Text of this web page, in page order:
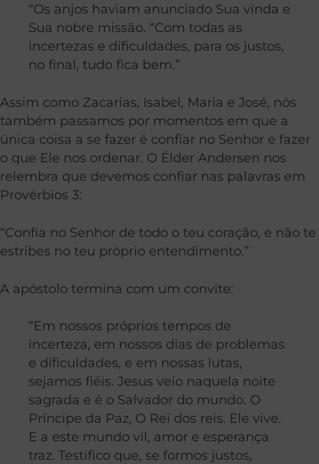
“Os anjos haviam anunciado Sua vinda e
Sua nobre missão. “Com todas as
incertezas e dificuldades, para os justos,
no final, tudo fica bem.”
Assim como Zacarias, Isabel, Maria e José, nós
também passamos por momentos em que a
única coisa a se fazer é confiar no Senhor e fazer
o que Ele nos ordenar. O Élder Andersen nos
relembra que devemos confiar nas palavras em
Provérbios 3:
“Confia no Senhor de todo o teu coração, e não te
estribes no teu próprio entendimento.”
A apóstolo termina com um convite:
“Em nossos próprios tempos de
incerteza, em nossos dias de problemas
e dificuldades, e em nossas lutas,
sejamos fiéis. Jesus veio naquela noite
sagrada e é o Salvador do mundo. O
Príncipe da Paz, O Rei dos reis. Ele vive.
E a este mundo vil, amor e esperança
traz. Testifico que, se formos justos,